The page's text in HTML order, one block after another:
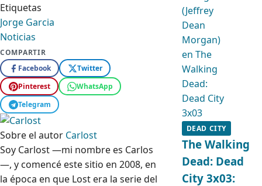
Etiquetas
Jorge Garcia
Noticias
COMPARTIR
Facebook
Twitter
Pinterest
WhatsApp
Telegram
Sobre el autor Carlost
Soy Carlost —mi nombre es Carlos
—, y comencé este sitio en 2008, en
la época en que Lost era la serie del
DEAD CITY
The Walking
Dead: Dead
City 3x03: